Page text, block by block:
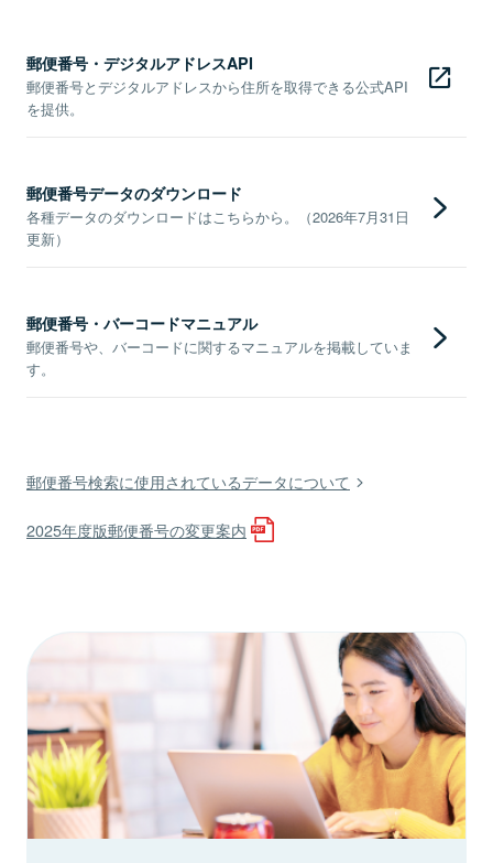
郵便番号・デジタルアドレスAPI
郵便番号とデジタルアドレスから住所を取得できる公式API
を提供。
郵便番号データのダウンロード
各種データのダウンロードはこちらから。（2026年7月31日
更新）
郵便番号・バーコードマニュアル
郵便番号や、バーコードに関するマニュアルを掲載していま
す。
郵便番号検索に使用されているデータについて
2025年度版郵便番号の変更案内